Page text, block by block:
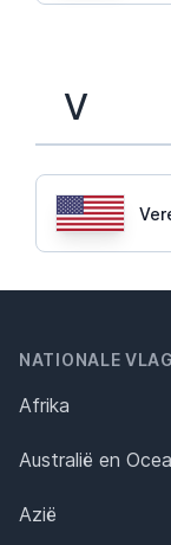
V
NATIONALE
Afrika
Australië en
Azië